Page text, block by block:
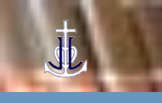
Aller
contenu